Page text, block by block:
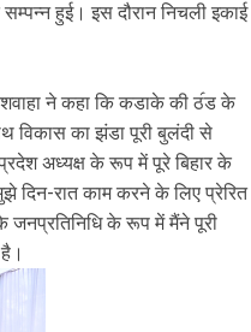
हुई। इस दौरान निचली इकाई
ने कहा कि कडाके की ठ॔ड के
विकास का झंडा पूरी बुलंदी से
अध्यक्ष के रूप में पूरे बिहार के
दिन-रात काम करने के लिए प्रेरित
जनप्रतिनिधि के रूप में मैंने पूरी